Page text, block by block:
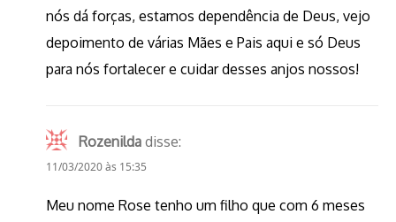
nós dá forças, estamos dependência de Deus, vejo
depoimento de várias Mães e Pais aqui e só Deus
para nós fortalecer e cuidar desses anjos nossos!
Rozenilda disse:
11/03/2020 às 15:35
Meu nome Rose tenho um filho que com 6 meses